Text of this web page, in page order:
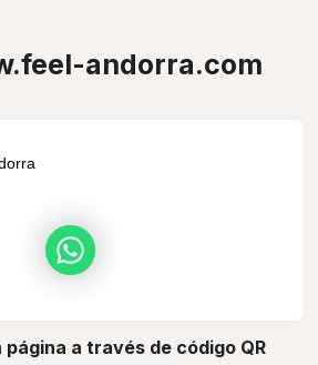
andorra.com
página a través de código QR